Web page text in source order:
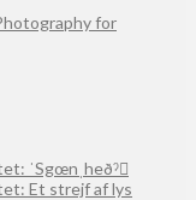
for
ˈSgœnˌheðˀ
Et strejf af lys